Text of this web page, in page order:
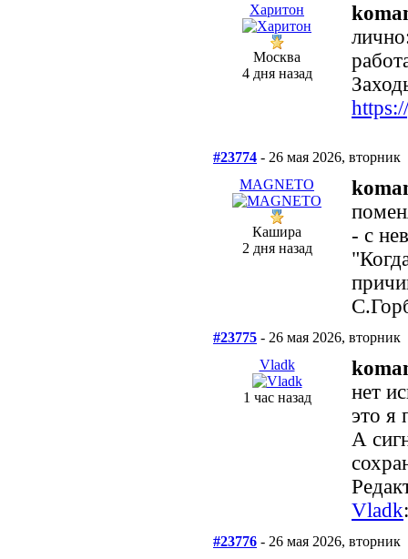
Харитон
Москва
4 дня назад
#23774 - 26 мая 2026, вторник
MAGNETO
Кашира
2 дня назад
- с
#23775 - 26 мая 2026, вторник
Vladk
1 час назад
нет
это я
А
Vladk
#23776 - 26 мая 2026, вторник